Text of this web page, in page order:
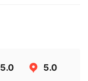
5.0 5.0